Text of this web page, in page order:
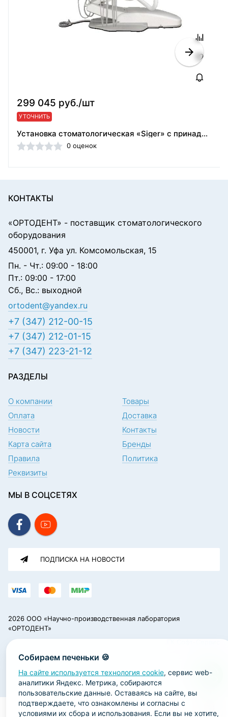
299 045 руб./шт
УТОЧНИТЬ
Установка стоматологическая «Siger» с принадлежностями: (в исполнении:U100), "Жухай Сайгер Медикал/40201584
0 оценок
Собираем печеньки 🍪
На сайте используется технология cookie, сервис web-
аналитики Яндекс. Метрика, собираются
пользовательские данные. Оставаясь на сайте, вы
подтверждаете, что ознакомлены и согласны с
условиями их сбора и использования. Если вы не хотите,
КОНТАКТЫ
«ОРТОДЕНТ» - поставщик стоматологического
оборудования
450001, г. Уфа ул. Комсомольская, 15
Пн. - Чт.: 09:00 - 18:00
Пт.: 09:00 - 17:00
Сб., Вс.: выходной
ortodent@yandex.ru
+7 (347) 212-00-15
+7 (347) 212-01-15
+7 (347) 223-21-12
РАЗДЕЛЫ
О компании
Товары
Оплата
Доставка
Новости
Контакты
Карта сайта
Бренды
Правила
Политика
Реквизиты
МЫ В СОЦСЕТЯХ
ПОДПИСКА НА НОВОСТИ
2026 ООО «Научно-производственная лаборатория
«ОРТОДЕНТ»